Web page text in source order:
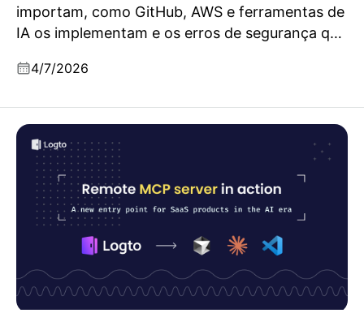
importam, como GitHub, AWS e ferramentas de
IA os implementam e os erros de segurança que
4/7/2026
Servidor MCP remoto em ação: um novo ponto de
entrada para produtos SaaS na era da IA